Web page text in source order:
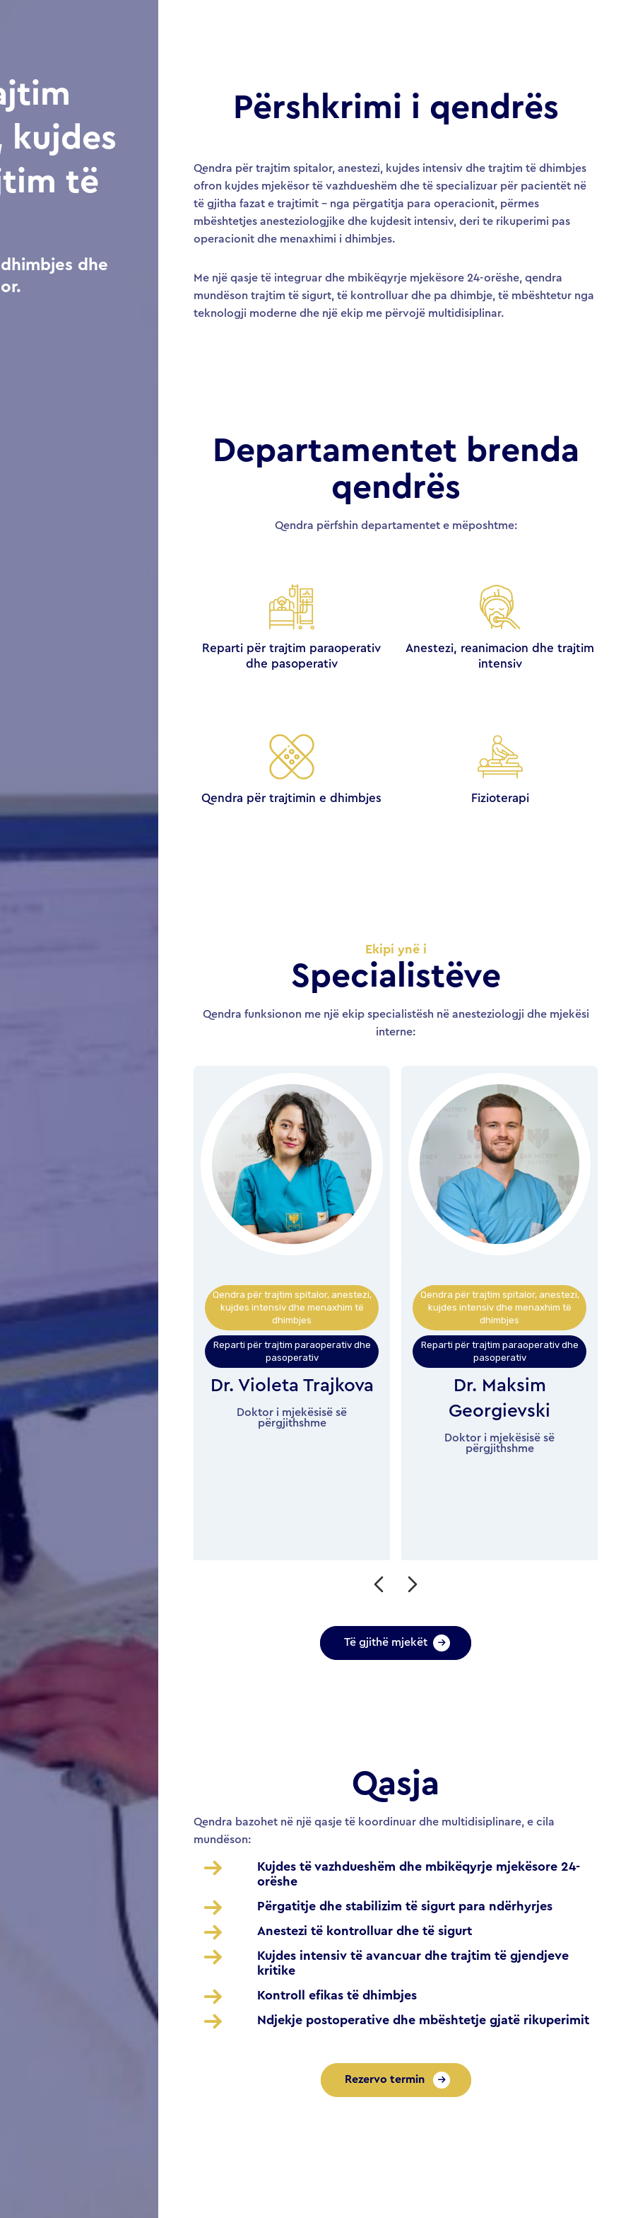
kujdes
të
dhe
Përshkrimi i qendrës
Qendra për trajtim spitalor, anestezi, kujdes intensiv dhe trajtim të dhimbjes
ofron kujdes mjekësor të vazhdueshëm dhe të specializuar për pacientët në
të gjitha fazat e trajtimit – nga përgatitja para operacionit, përmes
mbështetjes anesteziologjike dhe kujdesit intensiv, deri te rikuperimi pas
operacionit dhe menaxhimi i dhimbjes.
Me një qasje të integruar dhe mbikëqyrje mjekësore 24-orëshe, qendra
mundëson trajtim të sigurt, të kontrolluar dhe pa dhimbje, të mbështetur nga
teknologji moderne dhe një ekip me përvojë multidisiplinar.
Departamentet brenda
qendrës
Qendra përfshin departamentet e mëposhtme:
Reparti për trajtim paraoperativ
dhe pasoperativ
Anestezi, reanimacion dhe trajtim
intensiv
Qendra për trajtimin e dhimbjes Fizioterapi
Ekipi ynë i
Specialistëve
Qendra funksionon me një ekip specialistësh në anesteziologji dhe mjekësi
interne:
Qendra për trajtim spitalor, anestezi,
kujdes intensiv dhe menaxhim të
Reparti për trajtim paraoperativ dhe
Dr. Violeta Trajkova
Doktor i mjekësisë së
përgjithshme
Qendra për trajtim spitalor, anestezi,
kujdes intensiv dhe menaxhim të
dhimbjes
Reparti për trajtim paraoperativ dhe
pasoperativ
Dr. Maksim
Georgievski
Qendra për diagnostikë dhe mjekësi
laboratorike
,
Qendra për trajtim spitalor, anestezi,
kujdes intensiv dhe menaxhim të
dhimbjes
Anestezi reanimacion dhe trajtim
intensiv
Dr. Aleksandra
Të gjithë mjekët
Qasja
Qendra bazohet në një qasje të koordinuar dhe multidisiplinare, e cila
mundëson:
Kujdes të vazhdueshëm dhe mbikëqyrje mjekësore 24-
orëshe
Përgatitje dhe stabilizim të sigurt para ndërhyrjes
Anestezi të kontrolluar dhe të sigurt
Kujdes intensiv të avancuar dhe trajtim të gjendjeve
kritike
Kontroll efikas të dhimbjes
Ndjekje postoperative dhe mbështetje gjatë rikuperimit
Rezervo termin